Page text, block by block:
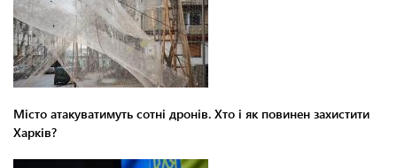
Місто атакуватимуть сотні дронів. Хто і як повинен захистити
Харків?